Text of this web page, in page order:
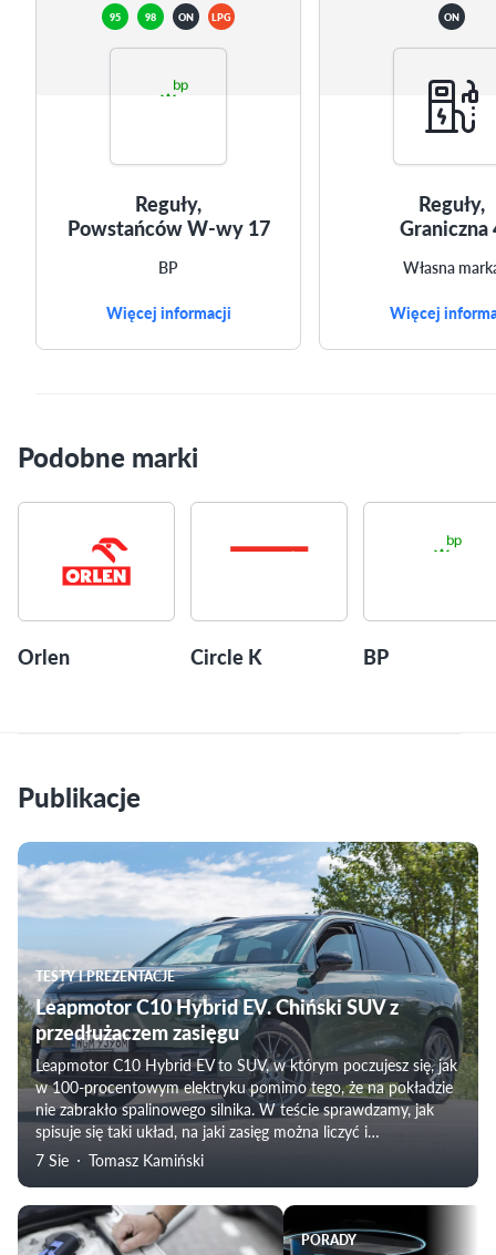
95 98 ON LPG
Reguły,
Powstańców W-wy 17
BP
Więcej informacji
ON
Reguły,
Graniczna
Własna
Więcej
Podobne marki
Orlen Circle K BP
Publikacje
TESTY I PREZENTACJE
Leapmotor C10 Hybrid EV. Chiński SUV z
przedłużaczem zasięgu
Leapmotor C10 Hybrid EV to SUV, w którym poczujesz się, jak
w 100-procentowym elektryku pomimo tego, że na pokładzie
nie zabrakło spalinowego silnika. W teście sprawdzamy, jak
spisuje się taki układ, na jaki zasięg można liczyć i
weryfikujemy subiektywne odczucia towarzyszące
rodziny.
7 Sie Tomasz Kamiński
PORADY